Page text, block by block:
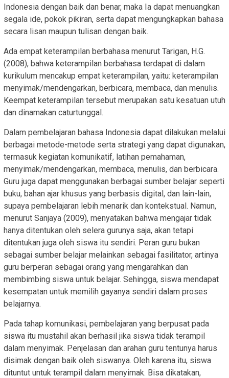
Indonesia dengan baik dan benar, maka Ia dapat menuangkan
segala ide, pokok pikiran, serta dapat mengungkapkan bahasa
secara lisan maupun tulisan dengan baik.
Ada empat keterampilan berbahasa menurut Tarigan, H.G.
(2008), bahwa keterampilan berbahasa terdapat di dalam
kurikulum mencakup empat keterampilan, yaitu: keterampilan
menyimak/mendengarkan, berbicara, membaca, dan menulis.
Keempat keterampilan tersebut merupakan satu kesatuan utuh
dan dinamakan caturtunggal.
Dalam pembelajaran bahasa Indonesia dapat dilakukan melalui
berbagai metode-metode serta strategi yang dapat digunakan,
termasuk kegiatan komunikatif, latihan pemahaman,
menyimak/mendengarkan, membaca, menulis, dan berbicara.
Guru juga dapat menggunakan berbagai sumber belajar seperti
buku, bahan ajar khusus yang berbasis digital, dan lain-lain,
supaya pembelajaran lebih menarik dan kontekstual. Namun,
menurut Sanjaya (2009), menyatakan bahwa mengajar tidak
hanya ditentukan oleh selera gurunya saja, akan tetapi
ditentukan juga oleh siswa itu sendiri. Peran guru bukan
sebagai sumber belajar melainkan sebagai fasilitator, artinya
guru berperan sebagai orang yang mengarahkan dan
membimbing siswa untuk belajar. Sehingga, siswa mendapat
kesempatan untuk memilih gayanya sendiri dalam proses
belajarnya.
Pada tahap komunikasi, pembelajaran yang berpusat pada
siswa itu mustahil akan berhasil jika siswa tidak terampil
dalam menyimak. Penjelasan dan arahan guru tentunya harus
disimak dengan baik oleh siswanya. Oleh karena itu, siswa
dituntut untuk terampil dalam menyimak. Bisa dikatakan,